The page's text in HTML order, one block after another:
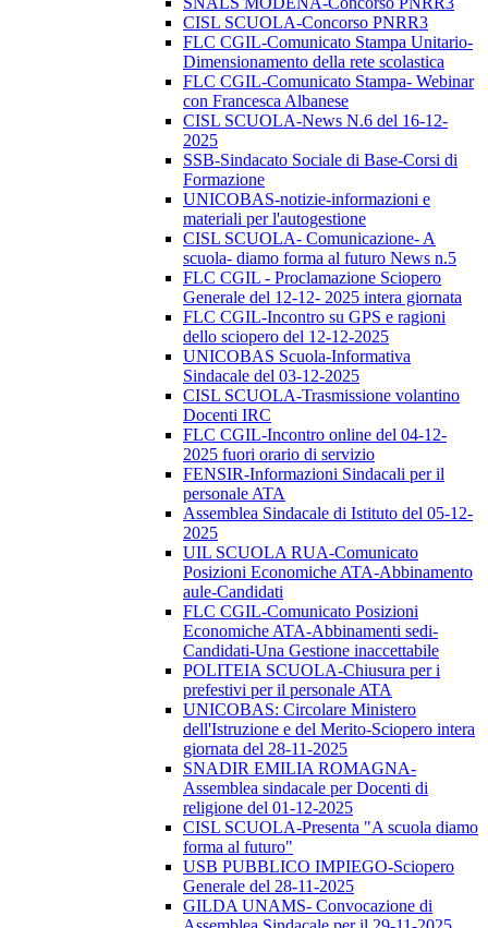
CISL SCUOLA-Concorso PNRR3
FLC CGIL-Comunicato Stampa Unitario-
Dimensionamento della rete scolastica
FLC CGIL-Comunicato Stampa- Webinar
con Francesca Albanese
CISL SCUOLA-News N.6 del 16-12-
2025
SSB-Sindacato Sociale di Base-Corsi di
Formazione
UNICOBAS-notizie-informazioni e
materiali per l'autogestione
CISL SCUOLA- Comunicazione- A
scuola- diamo forma al futuro News n.5
FLC CGIL - Proclamazione Sciopero
Generale del 12-12- 2025 intera giornata
FLC CGIL-Incontro su GPS e ragioni
dello sciopero del 12-12-2025
UNICOBAS Scuola-Informativa
Sindacale del 03-12-2025
CISL SCUOLA-Trasmissione volantino
Docenti IRC
FLC CGIL-Incontro online del 04-12-
2025 fuori orario di servizio
FENSIR-Informazioni Sindacali per il
personale ATA
Assemblea Sindacale di Istituto del 05-12-
2025
UIL SCUOLA RUA-Comunicato
Posizioni Economiche ATA-Abbinamento
aule-Candidati
FLC CGIL-Comunicato Posizioni
Economiche ATA-Abbinamenti sedi-
Candidati-Una Gestione inaccettabile
POLITEIA SCUOLA-Chiusura per i
prefestivi per il personale ATA
UNICOBAS: Circolare Ministero
dell'Istruzione e del Merito-Sciopero intera
giornata del 28-11-2025
SNADIR EMILIA ROMAGNA-
Assemblea sindacale per Docenti di
religione del 01-12-2025
CISL SCUOLA-Presenta "A scuola diamo
forma al futuro"
USB PUBBLICO IMPIEGO-Sciopero
Generale del 28-11-2025
GILDA UNAMS- Convocazione di